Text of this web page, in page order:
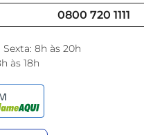
Dia
0800 720 1111
8h às 20h
às 18h